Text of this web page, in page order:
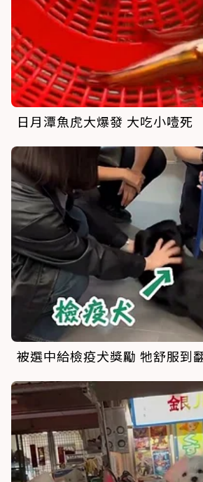
日月潭魚虎大爆發 大吃小噎死
被選中給檢疫犬獎勵 牠舒服到